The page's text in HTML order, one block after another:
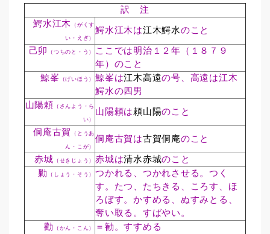
訳 注
鰐水江木
（がくす
い・えぎ）
鰐水江木は江木鰐水のこと
己卯 （つちのと・う）
ここでは明治１２年（１８７９
年）のこと
鯨峯
（げいほう） 鯨峯は江木高遠の号、高遠は江木
鰐水の四男
山陽頼 （さんよう・ら
い）
山陽頼は 頼山陽のこと
侗庵古賀 （とうあ
ん・こが）
侗庵古賀は古賀侗庵のこと
赤城 （せきじょう） 赤城は清水赤城のこと
勦
（しょう・そう）
つかれる、つかれさせる。つく
す。たつ、たちきる、ころす、ほ
ろぼす。かすめる、ぬすみとる、
奪い取る。すばやい。
勸 （かん・こん）
＝勧。すすめる